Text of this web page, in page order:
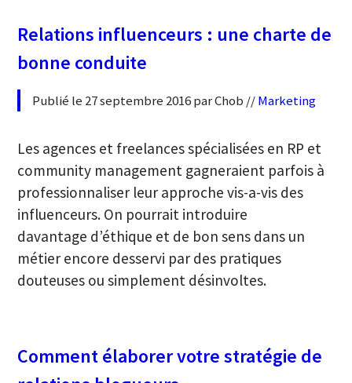
Relations influenceurs : une charte de
bonne conduite
Publié le 27 septembre 2016 par Chob //Marketing
Les agences et freelances spécialisées en RP et
community management gagneraient parfois à
professionnaliser leur approche vis-a-vis des
influenceurs. On pourrait introduire
davantage d’éthique et de bon sens dans un
métier encore desservi par des pratiques
douteuses ou simplement désinvoltes.
Comment élaborer votre stratégie de